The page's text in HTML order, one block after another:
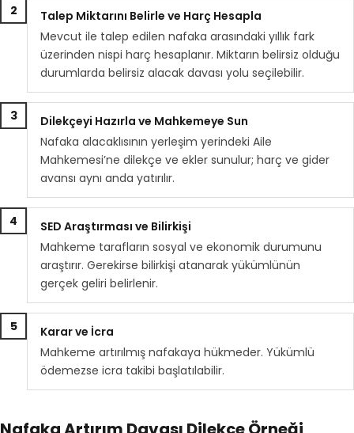
2
Talep Miktarını Belirle ve Harç Hesapla
Mevcut ile talep edilen nafaka arasındaki yıllık fark
üzerinden nispi harç hesaplanır. Miktarın belirsiz olduğu
durumlarda belirsiz alacak davası yolu seçilebilir.
3
Dilekçeyi Hazırla ve Mahkemeye Sun
Nafaka alacaklısının yerleşim yerindeki Aile
Mahkemesi’ne dilekçe ve ekler sunulur; harç ve gider
avansı aynı anda yatırılır.
4
SED Araştırması ve Bilirkişi
Mahkeme tarafların sosyal ve ekonomik durumunu
araştırır. Gerekirse bilirkişi atanarak yükümlünün
gerçek geliri belirlenir.
5
Karar ve İcra
Mahkeme artırılmış nafakaya hükmeder. Yükümlü
ödemezse icra takibi başlatılabilir.